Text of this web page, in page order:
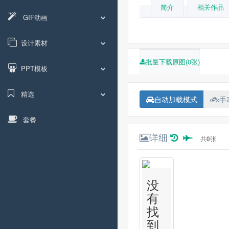
GIF动画
设计素材
PPT模板
精选
套餐
简介 相关作品
批量下载原图(0张)
自动加载模式 手
详细 共0张
没
有
找
到